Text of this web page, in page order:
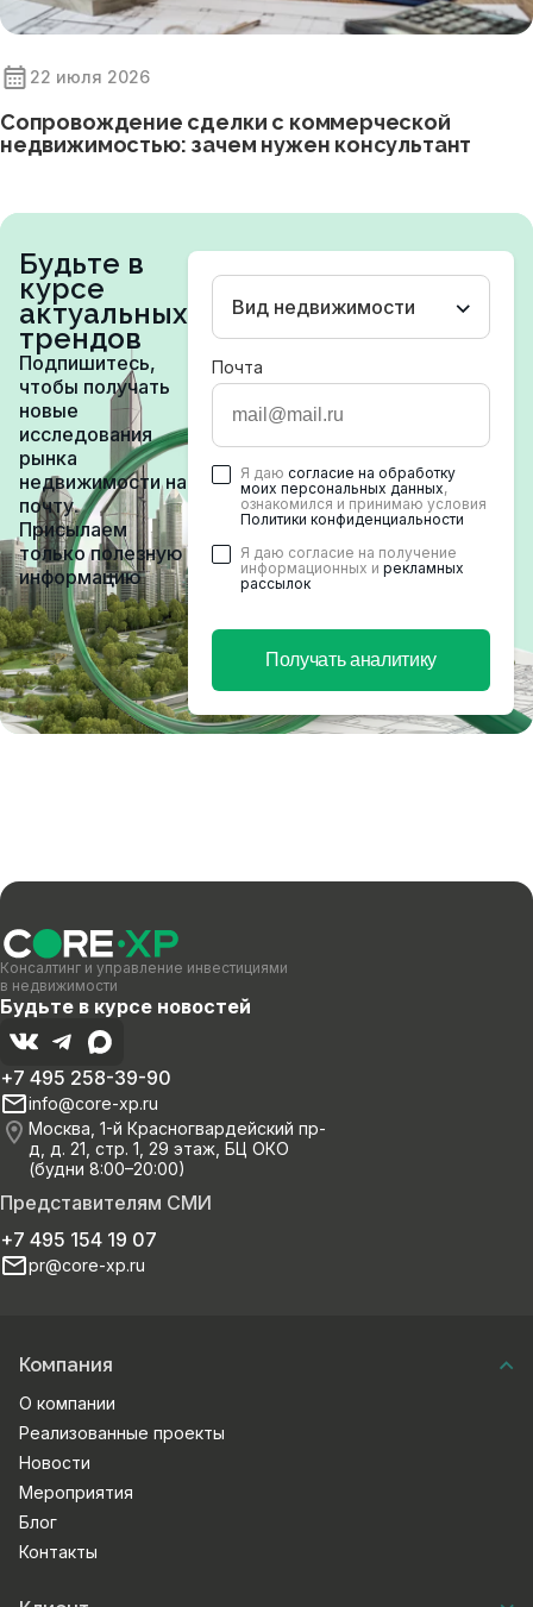
22 июля 2026
Сопровождение сделки с коммерческой
недвижимостью: зачем нужен консультант
Будьте в
курсе
актуальных
трендов
Подпишитесь,
чтобы получать
новые
исследования
рынка
недвижимости на
почту.
Присылаем
только полезную
информацию
Вид недвижимости
Почта
Я даю согласие на обработку
моих персональных данных,
ознакомился и принимаю условия
Политики конфиденциальности
Я даю согласие на получение
информационных и рекламных
рассылок
Получать аналитику
Консалтинг и управление инвестициями
в недвижимости
Будьте в курсе новостей
Представителям СМИ
+7 495 154 19 07
pr@core-xp.ru
+7 495 258-39-90
info@core-xp.ru
Москва, 1-й Красногвардейский пр-
д, д. 21, стр. 1, 29 этаж, БЦ ОКО
(будни 8:00–20:00)
Компания
О компании
Реализованные проекты
Новости
Мероприятия
Блог
Контакты